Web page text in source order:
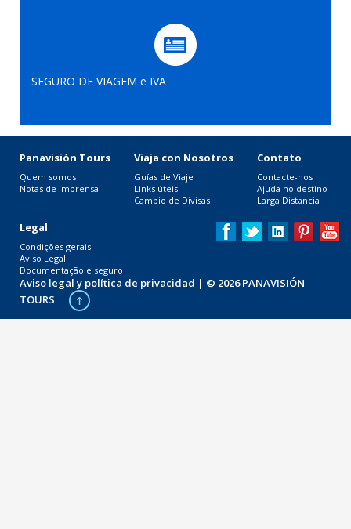
SEGURO DE VIAGEM e IVA
Panavisión Tours
Quem somos
Notas de imprensa
Viaja con Nosotros
Guías de Viaje
Links úteis
Cambio de Divisas
Contato
Contacte-nos
Ajuda no destino
Larga Distancia
Legal
Condições gerais
Aviso Legal
Documentação e seguro
Aviso legal y política de privacidad | © 2026 PANAVISIÓN
TOURS